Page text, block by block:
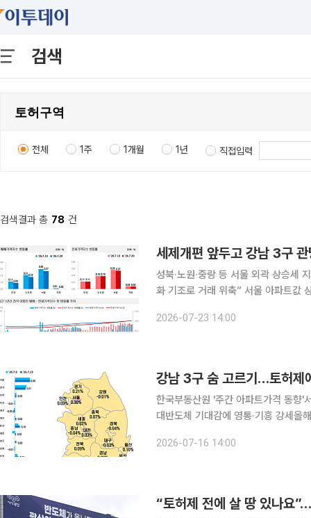
검색
전체 1주 1개월 1년 직접입력
검색결과 총 78 건
세제개편 앞두고 강남 3구
성북·노원·중랑 등 서울 외곽 상승세
화 기조로 거래 위축” 서울 아파트값 상승세가 한 주 만에 소폭 둔화했다. 강남 3구는 세제 개편을
풀 꺾였다. 서울 외곽과 경기 남부 일
2026-07-23 14:00
강남 3구 숨 고르기…토허제
한국부동산원 '주간 아파트가격 동향'
대반도체 기대감에 영통·기흥 강세올해 서울 전
정된 화성 동탄은 상승폭이 1% 아래
2026-07-16 14:00